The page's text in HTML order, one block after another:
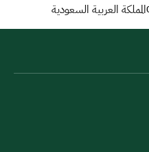
المملكة العربية السعودية